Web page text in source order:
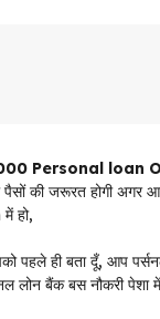
Personal loan
की जरूरत होगी अगर
हो,
पहले ही बता दूँ, आप
लोन बैंक बस नौकरी